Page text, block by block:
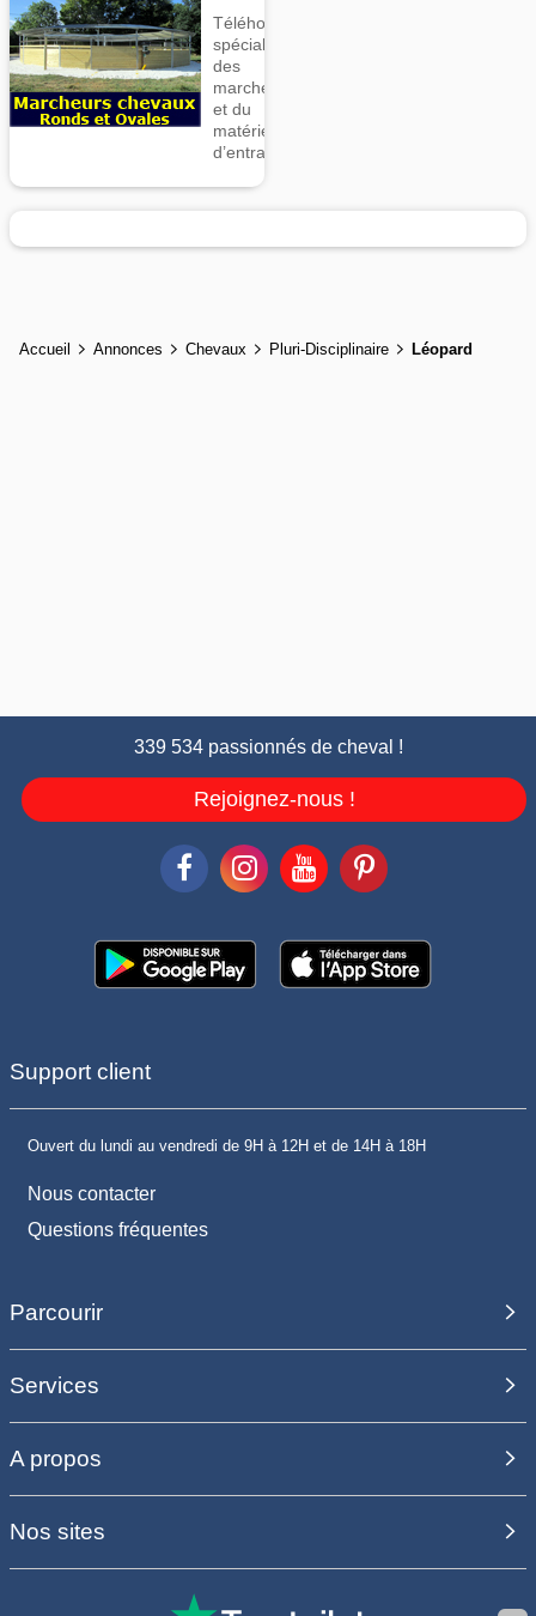
Téléhorse,
spécialiste
des
marcheurs
et du
matériel
d’entrainement
Accueil Annonces Chevaux Pluri-Disciplinaire Léopard
339 534 passionnés de cheval !
Rejoignez-nous !
Support client
Ouvert du lundi au vendredi de 9H à 12H et de 14H à 18H
Nous contacter
Questions fréquentes
Parcourir
Services
A propos
Nos sites